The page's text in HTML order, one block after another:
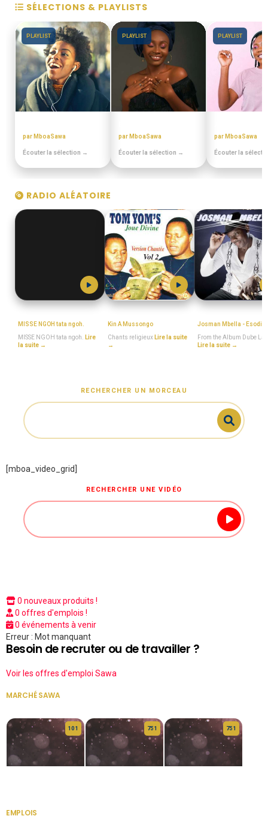
SÉLECTIONS & PLAYLISTS
PLAYLIST
par MboaSawa
Écouter la sélection →
PLAYLIST
par MboaSawa
Écouter la sélection →
PLAYLIST
par MboaSawa
Écouter la
RADIO ALÉATOIRE
MISSE NGOH tata ngoh.
MISSE NGOH tata ngoh.
Lire
la suite →
Kin A Mussongo
Chants religieux Lire la suite
→
Josman Mbella -
From the Album Dube
Lire la suite →
RECHERCHER UN MORCEAU
[mboa_video_grid]
RECHERCHER UNE VIDÉO
0 nouveaux produits !
0 offres d'emplois !
0 événements à venir
Erreur : Mot manquant
Besoin de recruter ou de travailler ?
Voir les offres d'emploi Sawa
MARCHÉ SAWA
10 1 75 1 75 1
EMPLOIS